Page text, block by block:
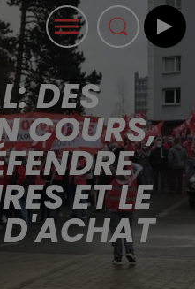
DES
COURS,
ET LE